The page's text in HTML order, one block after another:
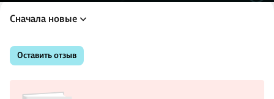
Сначала новые
Оставить отзыв